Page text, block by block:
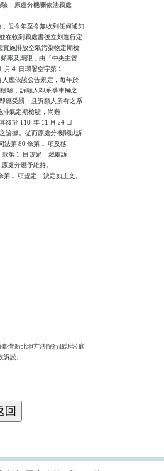
驗，原處分機關依法裁處，
但今年至今無收到任何通知
在收到裁處書後立刻進行定
實施排放空氣污染物定期檢
頻率及期限，由『中央主管
月 4  日環署空字第 1
人應依該公告規定，每年於
檢驗，訴願人即系爭車輛之
應受罰，且訴願人所有之系
施排氣定期檢驗，尚難
於 110  年 11 月 24 日
論據。從而原處分機關以訴
法第 80 條第 1  項及移
款第 1  目規定，裁處訴
處分應予維持。
1  項規定，決定如主文。
灣新北地方法院行政訴訟庭
訟。